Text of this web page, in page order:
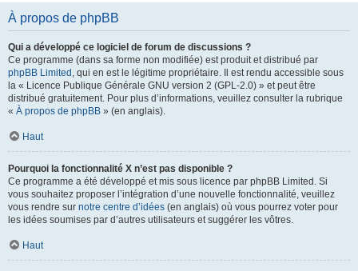
À propos de phpBB
Qui a développé ce logiciel de forum de discussions ?
Ce programme (dans sa forme non modifiée) est produit et distribué par
phpBB Limited , qui en est le légitime propriétaire. Il est rendu accessible sous
la « Licence Publique Générale GNU version 2 (GPL-2.0) » et peut être
distribué gratuitement. Pour plus d’informations, veuillez consulter la rubrique
« À propos de phpBB » (en anglais).
Haut
Pourquoi la fonctionnalité X n’est pas disponible ?
Ce programme a été développé et mis sous licence par phpBB Limited. Si
vous souhaitez proposer l’intégration d’une nouvelle fonctionnalité, veuillez
vous rendre sur notre centre d’idées (en anglais) où vous pourrez voter pour
les idées soumises par d’autres utilisateurs et suggérer les vôtres.
Haut